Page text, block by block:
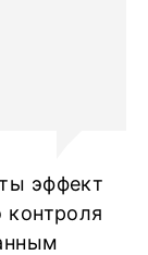
эффект
контроля